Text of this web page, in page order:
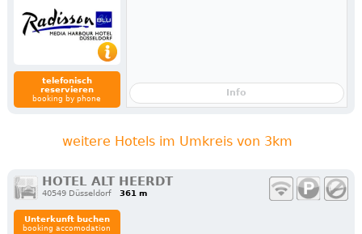
telefonisch
reservieren
booking by phone
Info
weitere Hotels im Umkreis von 3km
HOTEL ALT HEERDT
40549 Düsseldorf 361 m
Unterkunft buchen
booking accomodation